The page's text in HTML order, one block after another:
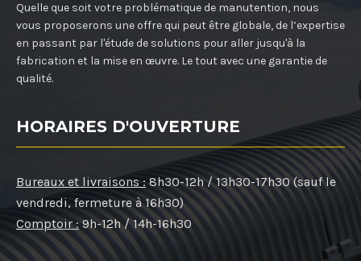
Quelle que soit votre problématique de manutention, nous
vous proposerons une offre qui peut être globale, de l’expertise
en passant par l'étude de solutions pour aller jusqu'à la
fabrication et la mise en œuvre. Le tout avec une garantie de
qualité.
HORAIRES D'OUVERTURE
Bureaux et livraisons : 8h30-12h / 13h30-17h30 (sauf le
vendredi, fermeture à 16h30)
Comptoir : 9h-12h / 14h-16h30